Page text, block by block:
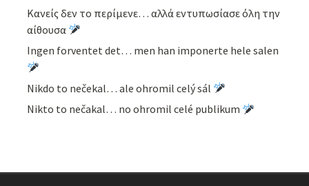
Κανείς δεν το περίμενε… αλλά εντυπωσίασε όλη την
αίθουσα
Ingen forventet det… men han imponerte hele salen
Nikdo to nečekal… ale ohromil celý sál
Nikto to nečakal… no ohromil celé publikum